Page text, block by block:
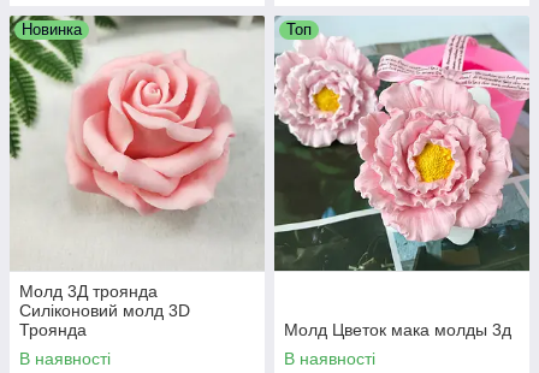
Новинка
Молд 3Д троянда
Силіконовий молд 3D
Троянда
В наявності
Топ
Молд Цветок мака молды 3д
В наявності